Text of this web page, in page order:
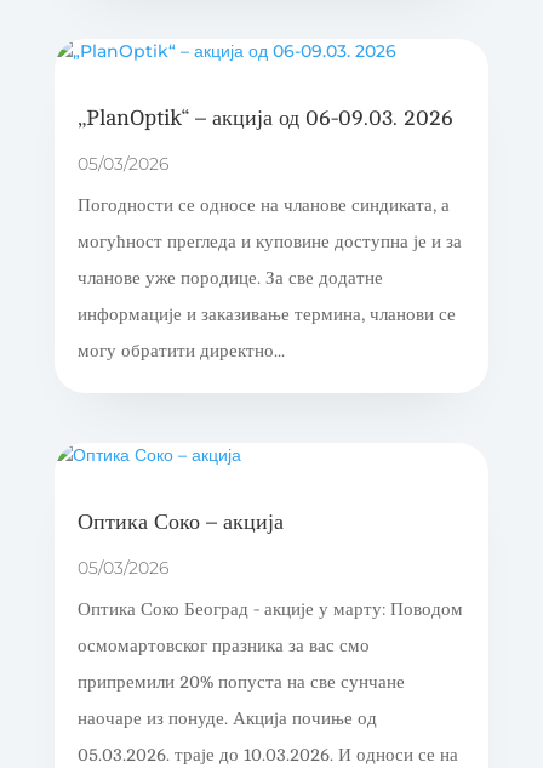
„PlanOptik“ – акција од 06-09.03. 2026
05/03/2026
Погодности се односе на чланове синдиката, а
могућност прегледа и куповине доступна је и за
чланове уже породице. За све додатне
информације и заказивање термина, чланови се
могу обратити директно...
Оптика Соко – акција
05/03/2026
Оптика Соко Београд - акције у марту: Поводом
осмомартовског празника за вас смо
припремили 20% попуста на све сунчане
наочаре из понуде. Акција почиње од
05.03.2026. траје до 10.03.2026. И односи се на